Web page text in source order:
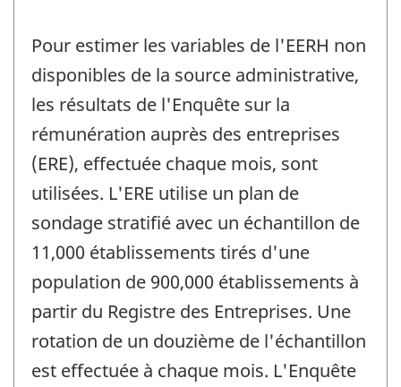
Pour estimer les variables de l'EERH non
disponibles de la source administrative,
les résultats de l'Enquête sur la
rémunération auprès des entreprises
(ERE), effectuée chaque mois, sont
utilisées. L'ERE utilise un plan de
sondage stratifié avec un échantillon de
11,000 établissements tirés d'une
population de 900,000 établissements à
partir du Registre des Entreprises. Une
rotation de un douzième de l'échantillon
est effectuée à chaque mois. L'Enquête